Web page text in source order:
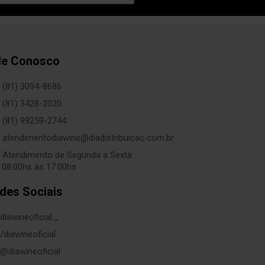
Conosco
(81) 3094-8686
(81) 3428-2020
(81) 99259-2744
atendimentodiawine@diadistribuicao.com.br
Atendimento de Segunda a Sexta
às 17:00hs
Sociais
diawineoficial._
/diawineoficial
@diawineoficial